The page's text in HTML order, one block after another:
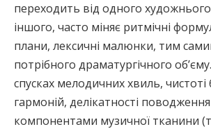
переходить від одного
іншого, часто міняє ритмічні
плани, лексичні малюнки, тим
потрібного драматургічного
спусках мелодичних хвиль,
гармоній, делікатності
компонентами музичної тканини